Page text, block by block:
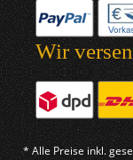
Wir
* Alle Preise inkl.